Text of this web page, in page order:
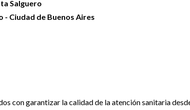
Salguero
- Ciudad de Buenos Aires
con garantizar la calidad de la atención sanitaria